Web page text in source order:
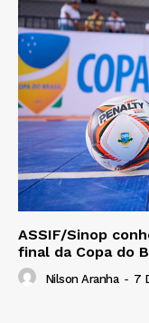
ASSIF/Sinop
final da Copa do
Nilson Aranha - 7